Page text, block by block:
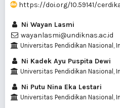
https://doi.org/10.59141/
Ni Wayan Lasmi
wayanlasmi@undiknas.ac.id
Universitas Pendidikan Nasional,
Ni Kadek Ayu Puspita Dewi
Universitas Pendidikan Nasional,
Ni Putu Nina Eka Lestari
Universitas Pendidikan Nasional,